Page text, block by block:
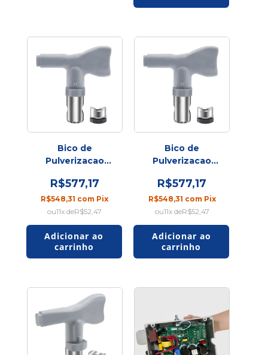
Bico de
Pulverizacao
R$577,17
R$548,31 com Pix
11x deR$52,47
Bico de
Pulverizacao
R$577,17
R$548,31 com Pix
11x deR$52,47